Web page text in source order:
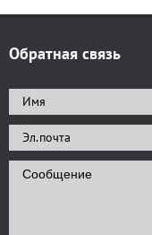
Обратная связь